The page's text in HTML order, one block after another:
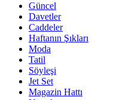
Güncel
Davetler
Caddeler
Haftanın Şıkları
Moda
Tatil
Söyleşi
Jet Set
Magazin Hattı